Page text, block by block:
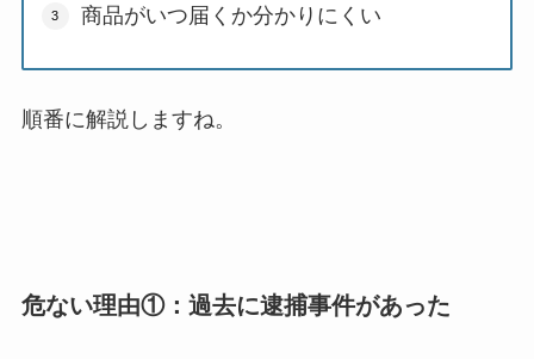
商品がいつ届くか分かりにくい
順番に解説しますね。
危ない理由①：過去に逮捕事件があった